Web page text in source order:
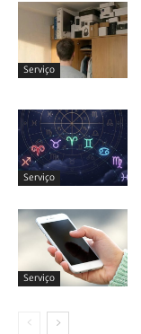
Serviço
Serviço
Serviço